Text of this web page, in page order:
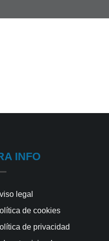
INFO
legal
de cookies
de privacidad